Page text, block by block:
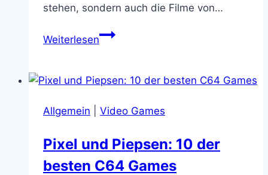
stehen, sondern auch die Filme von…
WeiterlesenBlack
Aronofsky
mich
seinem
erotischen
Allgemein Video Games
Pixel und Piepsen: 10 der
besten C64 Games